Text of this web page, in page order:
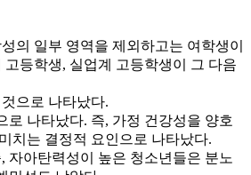
의 일부 영역을 제외하고는 여학생이
등학생, 실업계 고등학생이 그 다음
으로 나타났다.
나타났다. 즉, 가정 건강성을 양호
치는 결정적 요인으로 나타났다.
자아탄력성이 높은 청소년들은 분노